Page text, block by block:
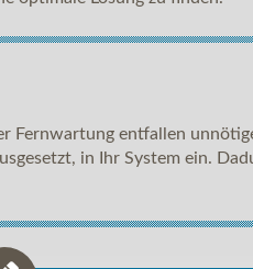
Fernwartung entfallen
in Ihr System ein.